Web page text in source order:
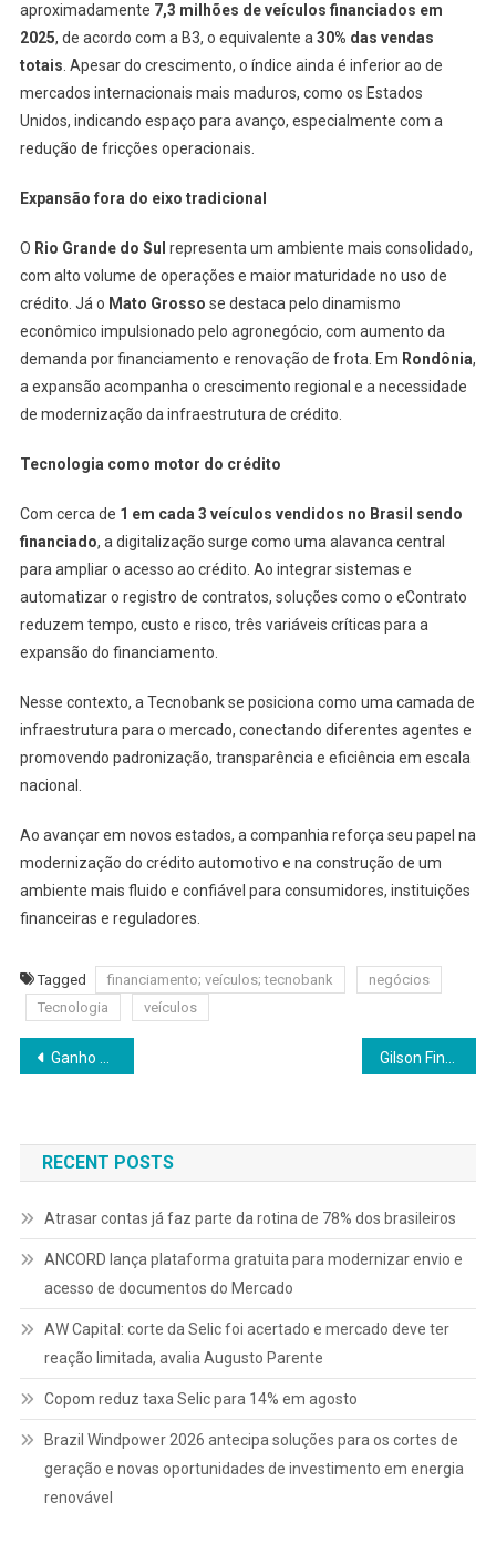
aproximadamente 7,3 milhões de veículos financiados em
2025, de acordo com a B3, o equivalente a 30% das vendas
totais . Apesar do crescimento, o índice ainda é inferior ao de
mercados internacionais mais maduros, como os Estados
Unidos, indicando espaço para avanço, especialmente com a
redução de fricções operacionais.
Expansão fora do eixo tradicional
O Rio Grande do Sul representa um ambiente mais consolidado,
com alto volume de operações e maior maturidade no uso de
crédito. Já o Mato Grosso se destaca pelo dinamismo
econômico impulsionado pelo agronegócio, com aumento da
demanda por financiamento e renovação de frota. Em Rondônia,
a expansão acompanha o crescimento regional e a necessidade
de modernização da infraestrutura de crédito.
Tecnologia como motor do crédito
Com cerca de 1 em cada 3 veículos vendidos no Brasil sendo
financiado, a digitalização surge como uma alavanca central
para ampliar o acesso ao crédito. Ao integrar sistemas e
automatizar o registro de contratos, soluções como o eContrato
reduzem tempo, custo e risco, três variáveis críticas para a
expansão do financiamento.
Nesse contexto, a Tecnobank se posiciona como uma camada de
infraestrutura para o mercado, conectando diferentes agentes e
promovendo padronização, transparência e eficiência em escala
nacional.
Ao avançar em novos estados, a companhia reforça seu papel na
modernização do crédito automotivo e na construção de um
ambiente mais fluido e confiável para consumidores, instituições
financeiras e reguladores.
Tagged financiamento; veículos; tecnobank
negócios
Tecnologia
veículos
Navegação
Post
Ganho de Capital no Imposto de Renda: como calcular e declarar
RECENT POSTS
Atrasar contas já faz parte da rotina de 78% dos brasileiros
ANCORD lança plataforma gratuita para modernizar envio e
acesso de documentos do Mercado
AW Capital: corte da Selic foi acertado e mercado deve ter
reação limitada, avalia Augusto Parente
Copom reduz taxa Selic para 14% em agosto
Brazil Windpower 2026 antecipa soluções para os cortes de
geração e novas oportunidades de investimento em energia
renovável